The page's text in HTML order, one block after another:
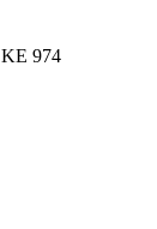
KE 974